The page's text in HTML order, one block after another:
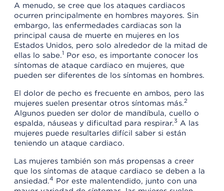
A menudo, se cree que los ataques cardiacos
ocurren principalmente en hombres mayores. Sin
embargo, las enfermedades cardiacas son la
principal causa de muerte en mujeres en los
Estados Unidos, pero solo alrededor de la mitad de
ellas lo sabe.1 Por eso, es importante conocer los
síntomas de ataque cardiaco en mujeres, que
pueden ser diferentes de los síntomas en hombres.
El dolor de pecho es frecuente en ambos, pero las
mujeres suelen presentar otros síntomas más.2
Algunos pueden ser dolor de mandíbula, cuello o
espalda, náuseas y dificultad para respirar.3 A las
mujeres puede resultarles difícil saber si están
teniendo un ataque cardiaco.
Las mujeres también son más propensas a creer
que los síntomas de ataque cardiaco se deben a la
ansiedad.4 Por este malentendido, junto con una